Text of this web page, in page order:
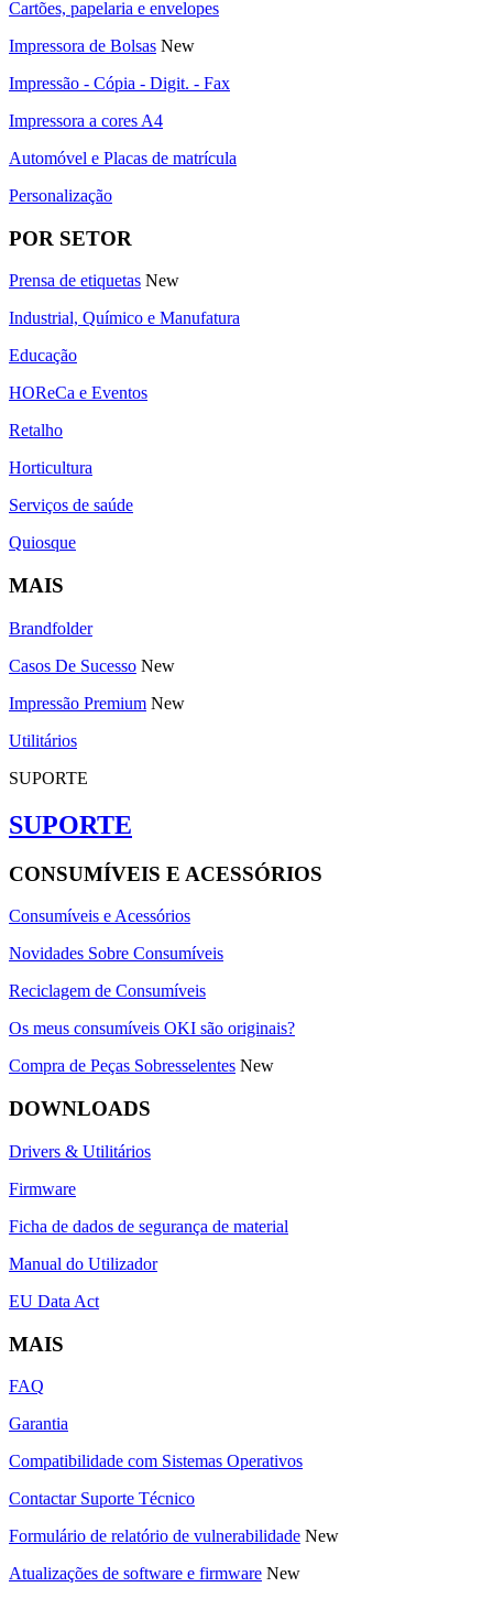
Cartões, papelaria e envelopes
Impressora de Bolsas New
Impressão - Cópia - Digit. - Fax
Impressora a cores A4
Automóvel e Placas de matrícula
Personalização
POR SETOR
Prensa de etiquetas New
Industrial, Químico e Manufatura
Educação
HOReCa e Eventos
Retalho
Horticultura
Serviços de saúde
Quiosque
MAIS
Brandfolder
Casos De Sucesso New
Impressão Premium New
Utilitários
SUPORTE
SUPORTE
CONSUMÍVEIS E ACESSÓRIOS
Consumíveis e Acessórios
Novidades Sobre Consumíveis
Reciclagem de Consumíveis
Os meus consumíveis OKI são originais?
Compra de Peças Sobresselentes New
DOWNLOADS
Drivers & Utilitários
Firmware
Ficha de dados de segurança de material
Manual do Utilizador
EU Data Act
MAIS
FAQ
Garantia
Compatibilidade com Sistemas Operativos
Contactar Suporte Técnico
Formulário de relatório de vulnerabilidade New
Atualizações de software e firmware New